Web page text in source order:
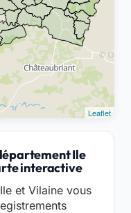
Leaflet
Ile
interactive
et Vilaine vous